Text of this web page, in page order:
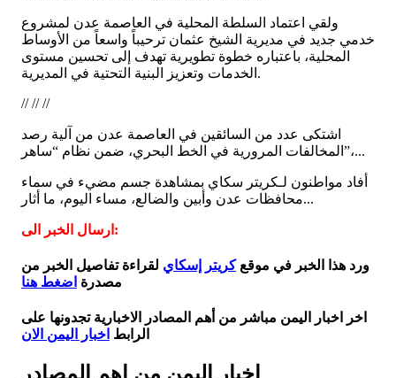
ولقي اعتماد السلطة المحلية في العاصمة عدن لمشروع
خدمي جديد في مديرية الشيخ عثمان ترحيباً واسعاً من الأوساط
المحلية، باعتباره خطوة تطويرية تهدف إلى تحسين مستوى
الخدمات وتعزيز البنية التحتية في المديرية.
// // //
اشتكى عدد من السائقين في العاصمة عدن من آلية رصد
المخالفات المرورية في الخط البحري، ضمن نظام “ساهر”،...
أفاد مواطنون لـكريتر سكاي بمشاهدة جسم مضيء في سماء
محافظات عدن وأبين والضالع، مساء اليوم، ما أثار...
ارسال الخبر الى:
ورد هذا الخبر في موقعكريتر إسكاي لقراءة تفاصيل الخبر من
مصدرة اضغط هنا
اخر اخبار اليمن مباشر من أهم المصادر الاخبارية تجدونها على
الرابط اخبار اليمن الان